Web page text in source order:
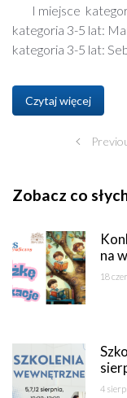
I miejsce
kategoria 3-5 lat:
kategoria 3-5 lat:
Czytaj więcej
Zobacz co
na
18
4